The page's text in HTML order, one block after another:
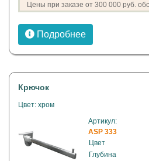
Цены при заказе от 300 000 руб.
Подробнее
Крючок
Цвет: хром
Артикул:
ASP 333
Цвет
Глубина